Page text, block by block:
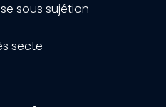
sous sujétion
secte